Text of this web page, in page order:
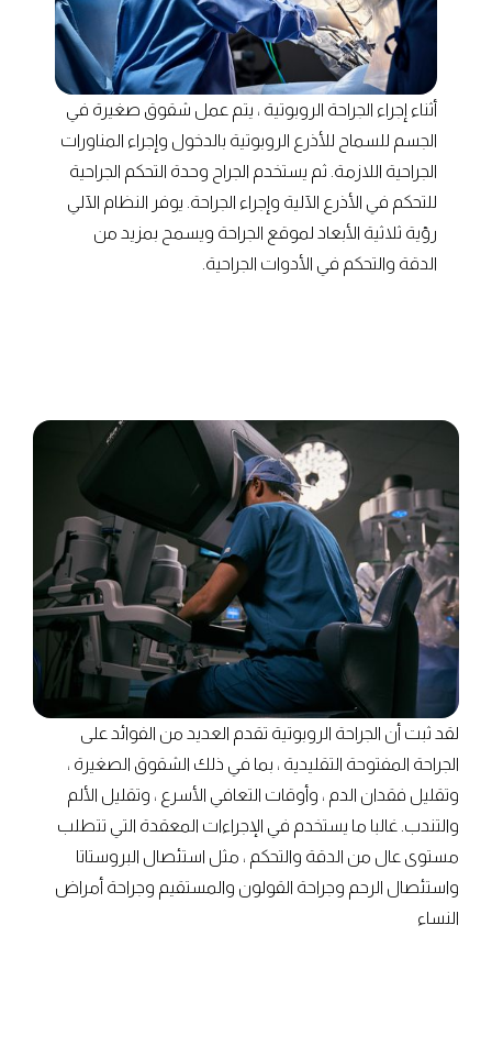
أثناء إجراء الجراحة الروبوتية ، يتم عمل شقوق صغيرة في
الجسم للسماح للأذرع الروبوتية بالدخول وإجراء المناورات
الجراحية اللازمة. ثم يستخدم الجراح وحدة التحكم الجراحية
للتحكم في الأذرع الآلية وإجراء الجراحة. يوفر النظام الآلي
رؤية ثلاثية الأبعاد لموقع الجراحة ويسمح بمزيد من
الدقة والتحكم في الأدوات الجراحية.
لقد ثبت أن الجراحة الروبوتية تقدم العديد من الفوائد على
الجراحة المفتوحة التقليدية ، بما في ذلك الشقوق الصغيرة ،
وتقليل فقدان الدم ، وأوقات التعافي الأسرع ، وتقليل الألم
والتندب. غالبا ما يستخدم في الإجراءات المعقدة التي تتطلب
مستوى عال من الدقة والتحكم ، مثل استئصال البروستاتا
واستئصال الرحم وجراحة القولون والمستقيم وجراحة أمراض
النساء